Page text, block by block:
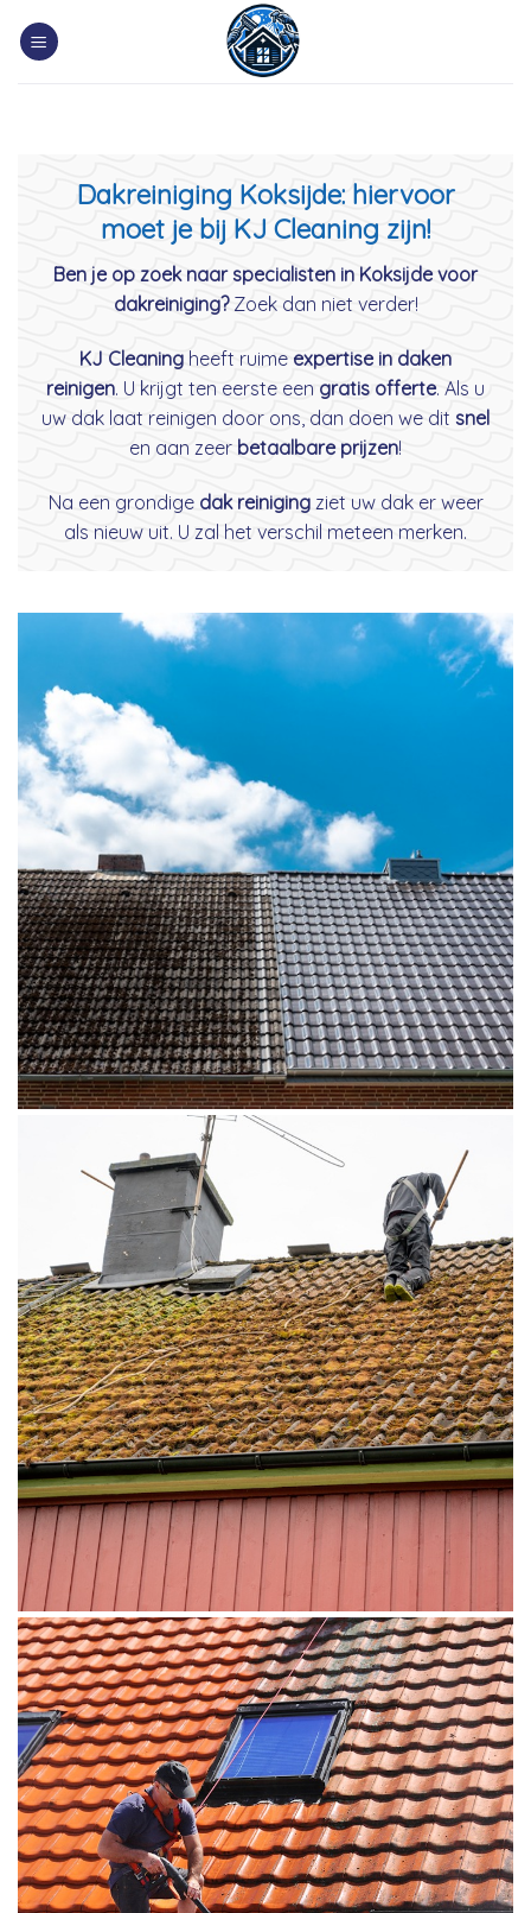
Dakreiniging Koksijde: hiervoor
moet je bij KJ Cleaning zijn!
Ben je op zoek naar specialisten in Koksijde voor
dakreiniging?Zoek dan niet verder!
KJ Cleaning heeft ruime expertise in daken
reinigen. U krijgt ten eerste een gratis offerte. Als u
uw dak laat reinigen door ons, dan doen we dit snel
en aan zeer betaalbare prijzen!
Na een grondige dak reinigingziet uw dak er weer
als nieuw uit. U zal het verschil meteen merken.